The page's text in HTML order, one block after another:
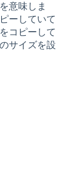
意味しま
ーしていて
コピーして
サイズを設